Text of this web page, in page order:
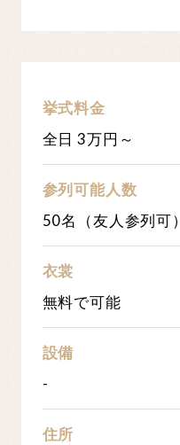
挙式料金
全日3万円～
参列可能人数
50名（友人参列可）
衣裳
無料で可能
設備
-
住所